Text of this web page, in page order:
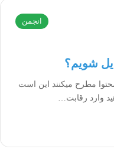
انجمن
شویم؟
مطرح میکنند این است
وارد رقابت…